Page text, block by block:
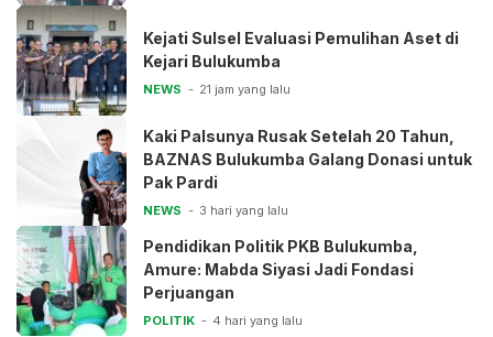
Kejati Sulsel Evaluasi Pemulihan Aset di
Kejari Bulukumba
NEWS 21 jam yang lalu
Kaki Palsunya Rusak Setelah 20 Tahun,
BAZNAS Bulukumba Galang Donasi untuk
Pak Pardi
NEWS 3 hari yang lalu
Pendidikan Politik PKB Bulukumba,
Amure: Mabda Siyasi Jadi Fondasi
Perjuangan
POLITIK 4 hari yang lalu